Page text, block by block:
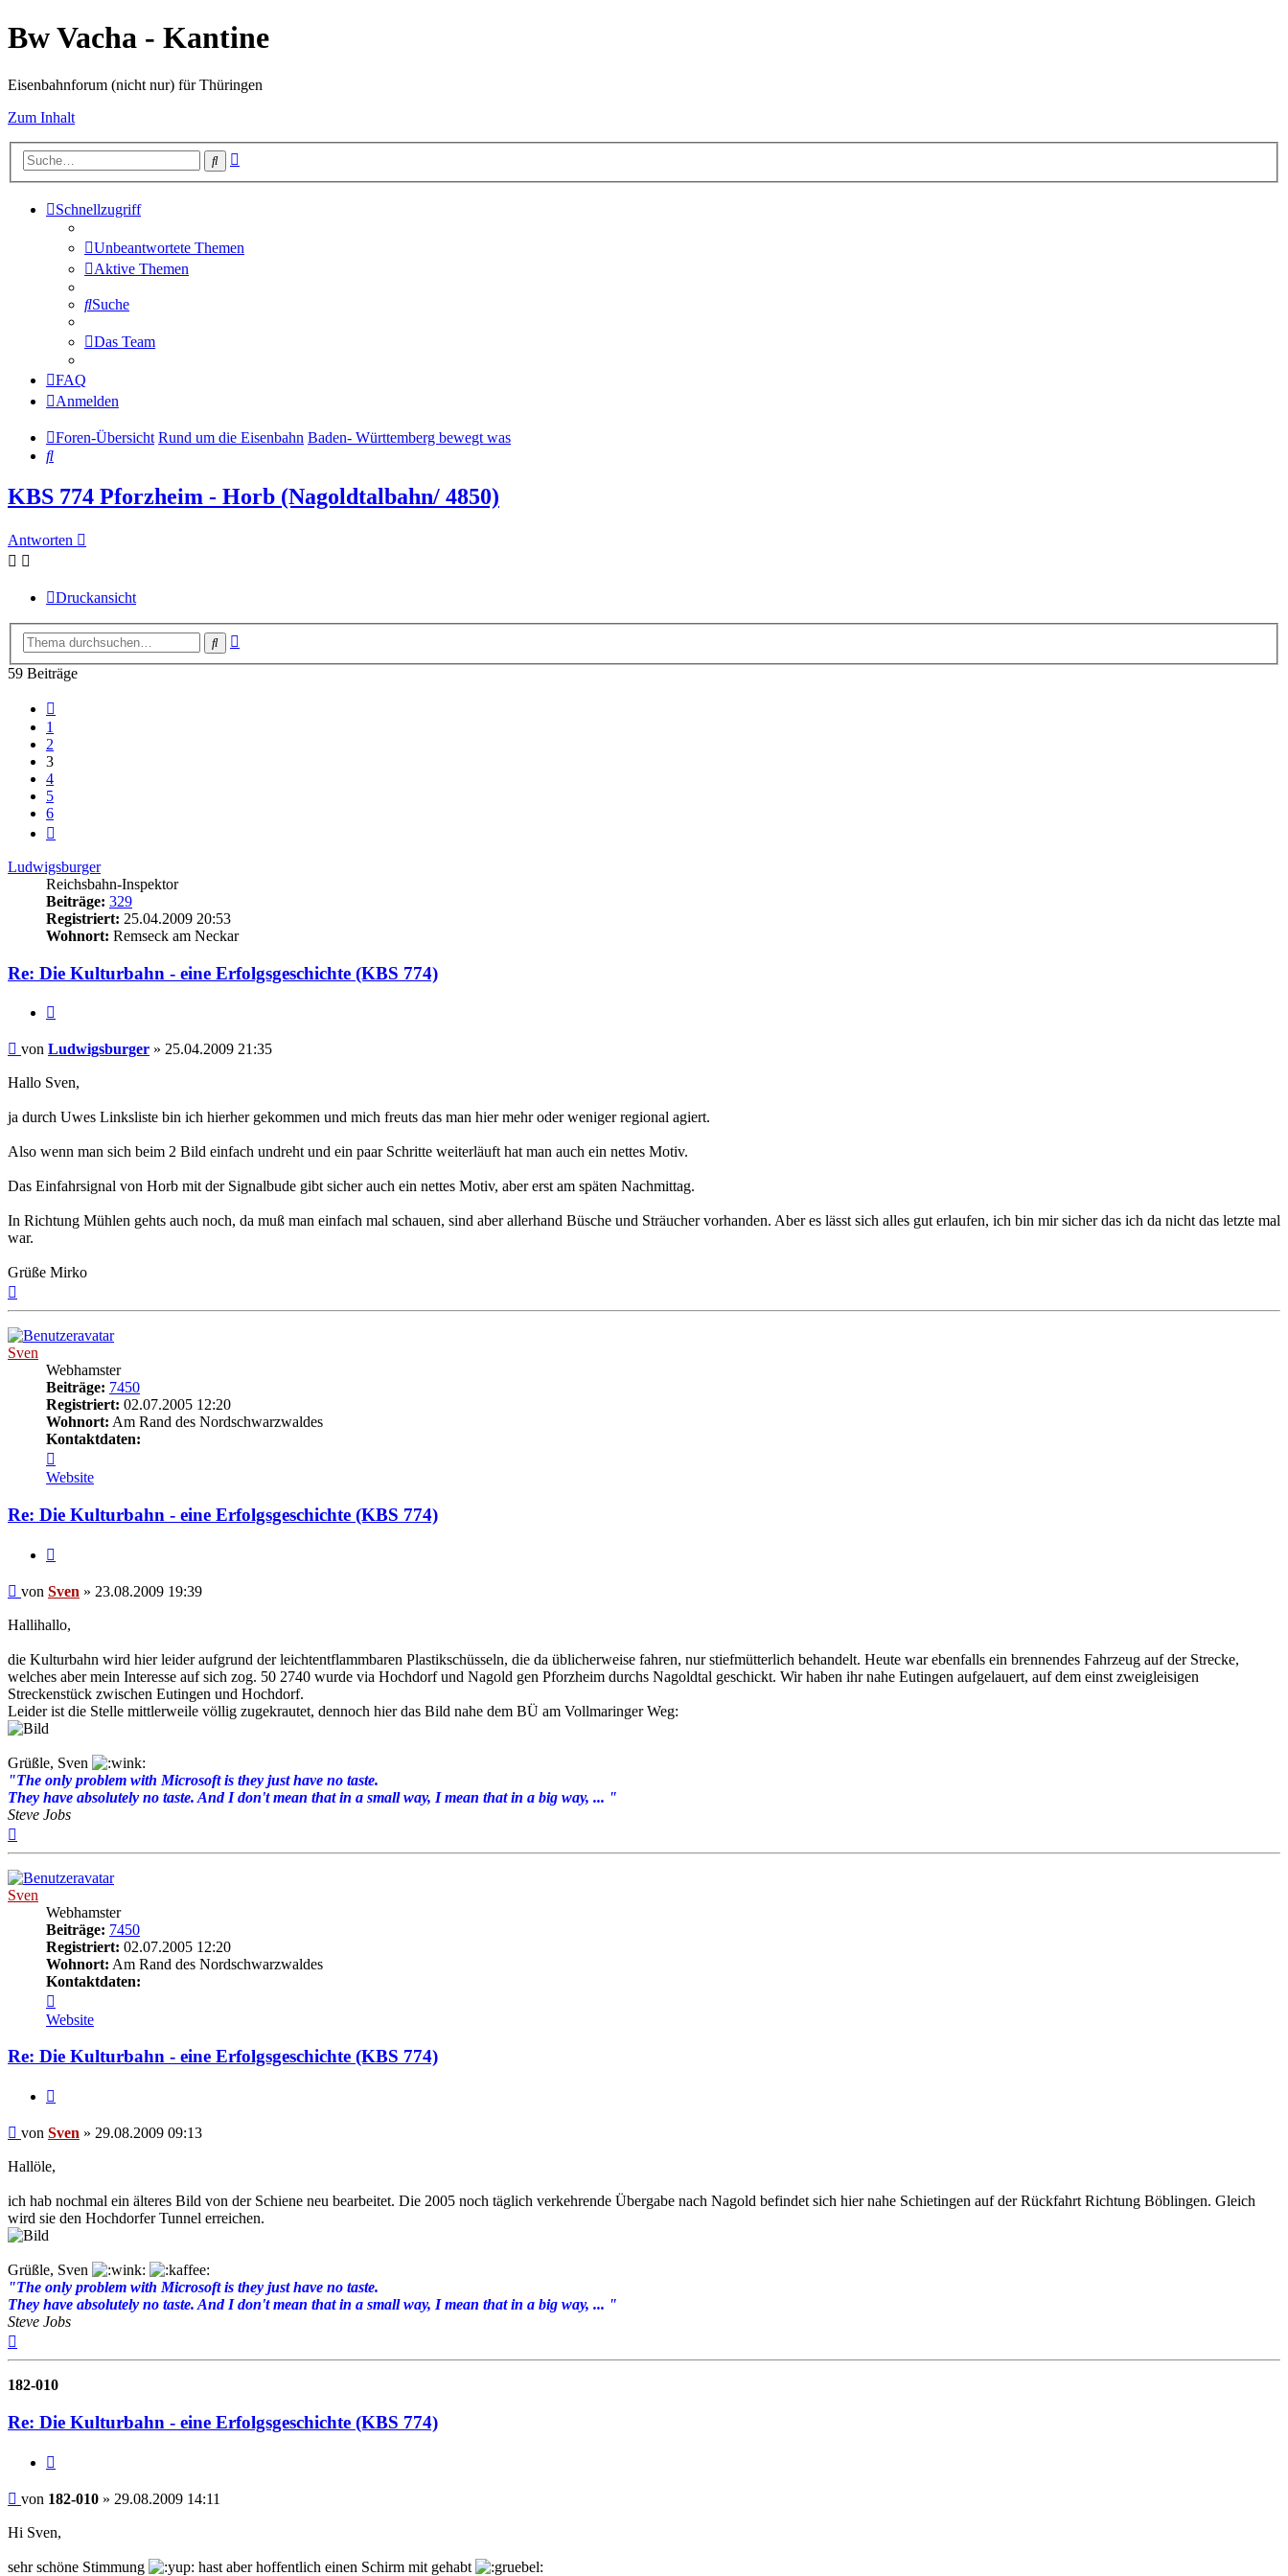
Bw Vacha - Kantine
Eisenbahnforum (nicht nur) für Thüringen
Zum Inhalt
Suche
Schnellzugriff
Unbeantwortete Themen
Aktive Themen
Suche
Das Team
FAQ
Anmelden
Foren-Übersicht Rund um die Eisenbahn Baden- Württemberg bewegt was
Suche
KBS 774 Pforzheim - Horb (Nagoldtalbahn/ 4850)
Antworten
Druckansicht
Suche
59 Beiträge
1
2
3
4
5
6
Ludwigsburger
Reichsbahn-Inspektor
Beiträge: 329
Registriert: 25.04.2009 20:53
Wohnort: Remseck am Neckar
Re: Die Kulturbahn - eine Erfolgsgeschichte (KBS 774)
Beitrag
von Ludwigsburger » 25.04.2009 21:35
Hallo Sven,
ja durch Uwes Linksliste bin ich hierher gekommen und mich freuts das man hier mehr oder weniger regional agiert.
Also wenn man sich beim 2 Bild einfach undreht und ein paar Schritte weiterläuft hat man auch ein nettes Motiv.
Das Einfahrsignal von Horb mit der Signalbude gibt sicher auch ein nettes Motiv, aber erst am späten Nachmittag.
In Richtung Mühlen gehts auch noch, da muß man einfach mal schauen, sind aber allerhand Büsche und Sträucher vorhanden. Aber es lässt sich alles gut erlaufen, ich bin mir sicher das ich da nicht das letzte mal
war.
Grüße Mirko
Sven
Webhamster
Beiträge: 7450
Registriert: 02.07.2005 12:20
Wohnort: Am Rand des Nordschwarzwaldes
Kontaktdaten:
von
Sven
Website
Re: Die Kulturbahn - eine Erfolgsgeschichte (KBS 774)
Beitrag
von Sven » 23.08.2009 19:39
Hallihallo,
die Kulturbahn wird hier leider aufgrund der leichtentflammbaren Plastikschüsseln, die da üblicherweise fahren, nur stiefmütterlich behandelt. Heute war ebenfalls ein brennendes Fahrzeug auf der Strecke,
welches aber mein Interesse auf sich zog. 50 2740 wurde via Hochdorf und Nagold gen Pforzheim durchs Nagoldtal geschickt. Wir haben ihr nahe Eutingen aufgelauert, auf dem einst zweigleisigen
Streckenstück zwischen Eutingen und Hochdorf.
Leider ist die Stelle mittlerweile völlig zugekrautet, dennoch hier das Bild nahe dem BÜ am Vollmaringer Weg:
Grüßle, Sven
"The only problem with Microsoft is they just have no taste.
They have absolutely no taste. And I don't mean that in a small way, I mean that in a big way, ... "
Steve Jobs
Sven
Webhamster
Beiträge: 7450
Registriert: 02.07.2005 12:20
Wohnort: Am Rand des Nordschwarzwaldes
Kontaktdaten:
von
Sven
Website
Re: Die Kulturbahn - eine Erfolgsgeschichte (KBS 774)
Beitrag
von Sven » 29.08.2009 09:13
Hallöle,
ich hab nochmal ein älteres Bild von der Schiene neu bearbeitet. Die 2005 noch täglich verkehrende Übergabe nach Nagold befindet sich hier nahe Schietingen auf der Rückfahrt Richtung Böblingen. Gleich
wird sie den Hochdorfer Tunnel erreichen.
Grüßle, Sven
"The only problem with Microsoft is they just have no taste.
They have absolutely no taste. And I don't mean that in a small way, I mean that in a big way, ... "
Steve Jobs
182-010
Re: Die Kulturbahn - eine Erfolgsgeschichte (KBS 774)
Beitrag
von 182-010 » 29.08.2009 14:11
Hi Sven,
sehr schöne Stimmung hast aber hoffentlich einen Schirm mit gehabt